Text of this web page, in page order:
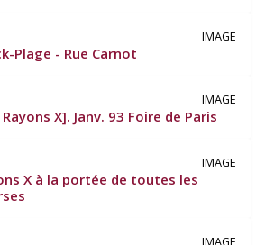
IMAGE
Plage - Rue Carnot
IMAGE
X]. Janv. 93 Foire de Paris
IMAGE
X à la portée de toutes les
IMAGE